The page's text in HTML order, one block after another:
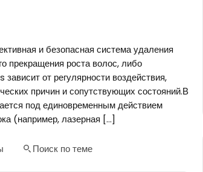
и безопасная система удаления
прекращения роста волос, либо
от регулярности воздействия,
причин и сопутствующих состояний.В
под единовременным действием
(например, лазерная […]
Поиск по теме